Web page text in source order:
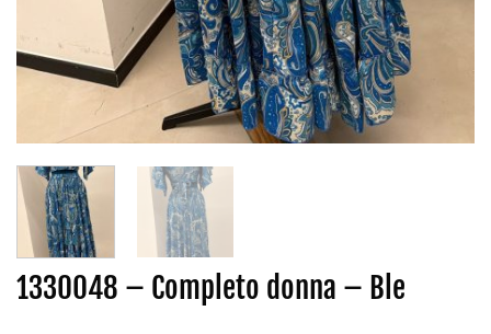
1330048 – Completo donna – Ble